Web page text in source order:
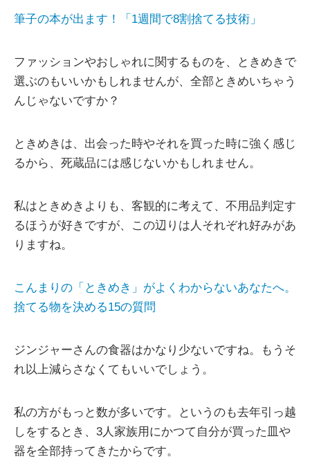
筆子の本が出ます！「1週間で8割捨てる技術」
ファッションやおしゃれに関するものを、ときめきで
選ぶのもいいかもしれませんが、全部ときめいちゃう
んじゃないですか？
ときめきは、出会った時やそれを買った時に強く感じ
るから、死蔵品には感じないかもしれません。
私はときめきよりも、客観的に考えて、不用品判定す
るほうが好きですが、この辺りは人それぞれ好みがあ
りますね。
こんまりの「ときめき」がよくわからないあなたへ。
捨てる物を決める15の質問
ジンジャーさんの食器はかなり少ないですね。もうそ
れ以上減らさなくてもいいでしょう。
私の方がもっと数が多いです。というのも去年引っ越
しをするとき、3人家族用にかつて自分が買った皿や
器を全部持ってきたからです。